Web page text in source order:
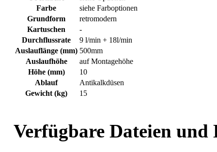
Farbe
siehe Farboptionen
Grundform
retromodern
Kartuschen
-
Durchflussrate
9 l/min + 18l/min
Auslauflänge (mm) 500mm
Auslaufhöhe
auf Montagehöhe
Höhe (mm)
10
Ablauf
Antikalkdüsen
Gewicht (kg)
15
Verfügbare Dateien